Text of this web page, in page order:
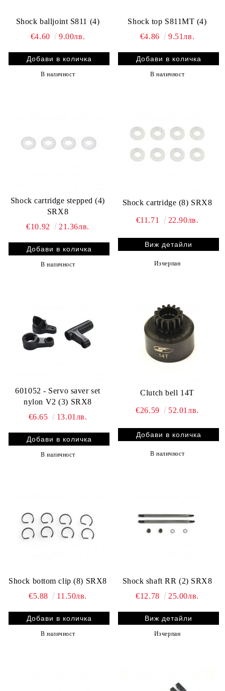
Shock balljoint S811 (4)
€4.60
9.00лв.
В наличност
Shock top S811MT (4)
€4.86
9.51лв.
В наличност
Shock cartridge stepped (4)
SRX8
€10.92
21.36лв.
В наличност
Shock cartridge (8) SRX8
€11.71 22.90лв.
Виж детайли
Изчерпан
601052 - Servo saver set
nylon V2 (3) SRX8
€6.65
13.01лв.
В наличност
Clutch bell 14T
€26.59 52.01лв.
В наличност
Shock bottom clip (8) SRX8
€5.88
11.50лв.
В наличност
Shock shaft RR (2) SRX8
€12.78
25.00лв.
Виж детайли
Изчерпан